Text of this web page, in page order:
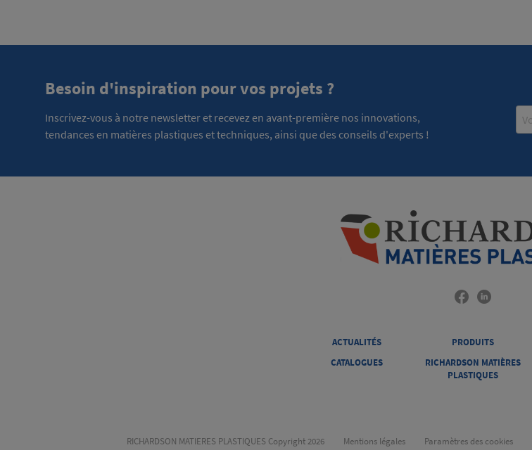
Besoin d'inspiration pour vos projets ?
Inscrivez-vous à notre newsletter et recevez en avant-première nos innovations,
tendances en matières plastiques et techniques, ainsi que des conseils d'experts !
ACTUALITÉS
CATALOGUES
PRODUITS
RICHARDSON MATIÈRES
PLASTIQUES
RICHARDSON MATIERES PLASTIQUES Copyright 2026 Mentions légales Paramètres des cookies